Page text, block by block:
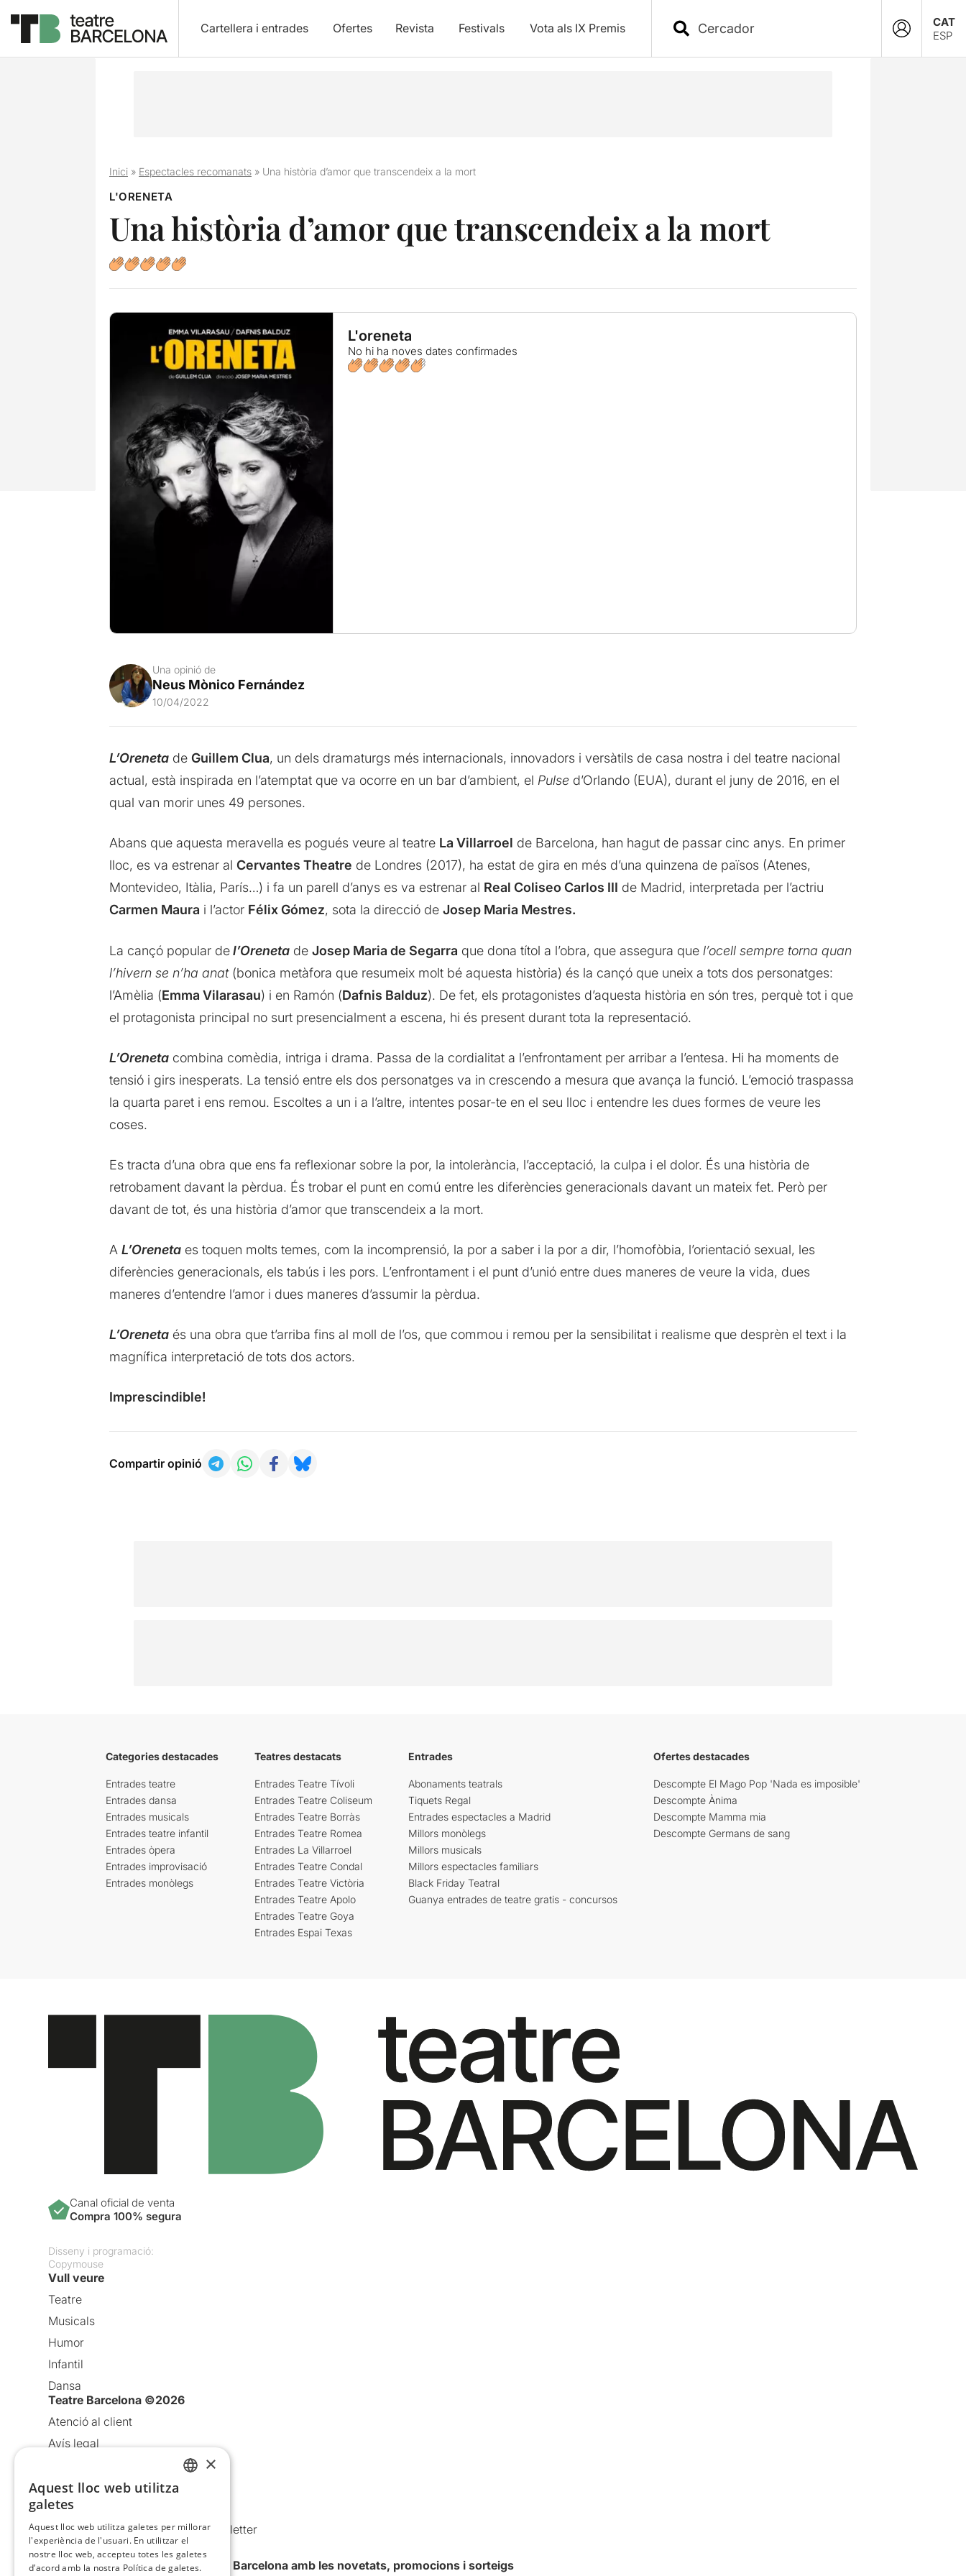
Cartellera i entrades Ofertes Revista Festivals Vota als IX Premis
CAT
ESP
Inici» Espectacles recomanats» Una història d’amor que transcendeix a la mort
L'ORENETA
Una història d’amor que transcendeix a la mort
L'oreneta
No hi ha noves dates confirmades
Una opinió de
Neus Mònico Fernández
10/04/2022
L’Orenetade Guillem Clua, un dels dramaturgs més internacionals, innovadors i versàtils de casa nostra i del teatre nacional
actual, està inspirada en l’atemptat que va ocorre en un bar d’ambient, el Pulse d’Orlando (EUA), durant el juny de 2016, en el
qual van morir unes 49 persones.
Abans que aquesta meravella es pogués veure al teatre La Villarroel de Barcelona, han hagut de passar cinc anys. En primer
lloc, es va estrenar al Cervantes Theatre de Londres (2017), ha estat de gira en més d’una quinzena de països (Atenes,
Montevideo, Itàlia, París…) i fa un parell d’anys es va estrenar al Real Coliseo Carlos III de Madrid, interpretada per l’actriu
Carmen Maura i l’actor Félix Gómez, sota la direcció de Josep Maria Mestres.
La cançó popular del’Orenetade Josep Maria de Segarra que dona títol a l’obra, que assegura que l’ocell sempre torna quan
l’hivern se n’ha anat(bonica metàfora que resumeix molt bé aquesta història) és la cançó que uneix a tots dos personatges:
l’Amèlia (Emma Vilarasau) i en Ramón (Dafnis Balduz). De fet, els protagonistes d’aquesta història en són tres, perquè tot i que
el protagonista principal no surt presencialment a escena, hi és present durant tota la representació.
L’Orenetacombina comèdia, intriga i drama. Passa de la cordialitat a l’enfrontament per arribar a l’entesa. Hi ha moments de
tensió i girs inesperats. La tensió entre els dos personatges va in crescendo a mesura que avança la funció. L’emoció traspassa
la quarta paret i ens remou. Escoltes a un i a l’altre, intentes posar-te en el seu lloc i entendre les dues formes de veure les
coses.
Es tracta d’una obra que ens fa reflexionar sobre la por, la intolerància, l’acceptació, la culpa i el dolor. És una història de
retrobament davant la pèrdua. És trobar el punt en comú entre les diferències generacionals davant un mateix fet. Però per
davant de tot, és una història d’amor que transcendeix a la mort.
A L’Oreneta es toquen molts temes, com la incomprensió, la por a saber i la por a dir, l’homofòbia, l’orientació sexual, les
diferències generacionals, els tabús i les pors. L’enfrontament i el punt d’unió entre dues maneres de veure la vida, dues
maneres d’entendre l’amor i dues maneres d’assumir la pèrdua.
L’Orenetaés una obra que t’arriba fins al moll de l’os, que commou i remou per la sensibilitat i realisme que desprèn el text i la
magnífica interpretació de tots dos actors.
Imprescindible!
Compartir opinió
Categories destacades
Entrades teatre
Entrades dansa
Entrades musicals
Entrades teatre infantil
Entrades òpera
Entrades improvisació
Entrades monòlegs
Teatres destacats
Entrades Teatre Tívoli
Entrades Teatre Coliseum
Entrades Teatre Borràs
Entrades Teatre Romea
Entrades La Villarroel
Entrades Teatre Condal
Entrades Teatre Victòria
Entrades Teatre Apolo
Entrades Teatre Goya
Entrades Espai Texas
Entrades
Abonaments teatrals
Tiquets Regal
Entrades espectacles a Madrid
Millors monòlegs
Millors musicals
Millors espectacles familiars
Black Friday Teatral
Guanya entrades de teatre gratis - concursos
Ofertes destacades
Descompte El Mago Pop 'Nada es imposible'
Descompte Ànima
Descompte Mamma mia
Descompte Germans de sang
Canal oficial de venta
Compra 100% segura
Disseny i programació:
Copymouse
Vull veure
Teatre
Musicals
Humor
Infantil
Dansa
Teatre Barcelona ©2026
Atenció al client
Avís legal
Política de cookies
Condicions d’ús
Comunicacions comercials i Newsletter
Anuncia’t
Vull rebre la newsletter de Teatre Barcelona amb les novetats, promocions i sorteigs
×
Aquest lloc web utilitza
galetes
Aquest lloc web utilitza galetes per millorar
l'experiència de l'usuari. En utilitzar el
nostre lloc web, accepteu totes les galetes
d’acord amb la nostra Política de galetes.